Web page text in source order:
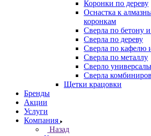
Коронки по дереву
Оснастка к
коронкам
Сверла по бетону
Сверла по дереву
Сверла по кафелю
Сверла по металлу
Сверло
Сверла
Щетки крацовки
Бренды
Акции
Услуги
Компания
Назад